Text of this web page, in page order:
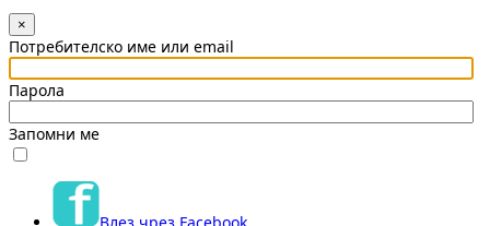
×
Потребителско име или email
Парола
Запомни ме